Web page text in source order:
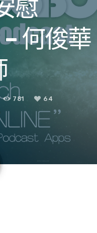
慰
何俊華
781 64